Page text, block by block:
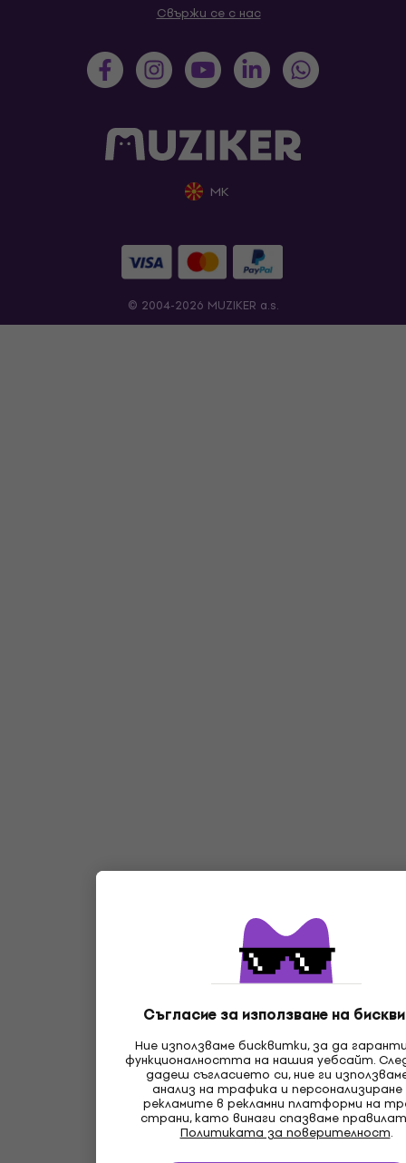
Съгласие за използване на
Ние използваме бисквитки, за да
функционалността на нашия уебсайт.
дадеш съгласието си, ние ги
анализ на трафика и персонализиране
рекламите в рекламни платформи на
страни, като винаги спазваме
Политиката за поверителност.
Свържи се с нас
MK
© 2004-2026 MUZIKER a.s.